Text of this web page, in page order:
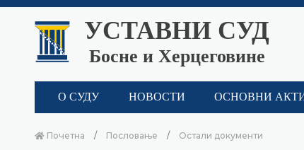
УСТАВНИ СУД
Босне и Херцеговине
О СУДУ НОВОСТИ ОСНОВНИ
Почетна Пословање Остали документи